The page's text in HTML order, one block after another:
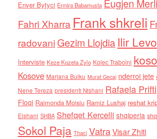
Enver Bytyci Ermira Babamusta Eugjen
Fahri Xharra Frank shkreli
radovaniGezim Llojdia Ilir
Interviste Keze Kozeta Zylo Kolec Traboini
Kosove Marjana Bulku Murat Gecaj nderroi jete
Nene Tereza presidenti Nishani Rafaela Prifti
Floqi Raimonda Moisiu Ramiz Lushaj reshat
Elshani SHBA Shefqet Kercelli shqiperia
Sokol Paja Thaci VatraVisar Zhiti